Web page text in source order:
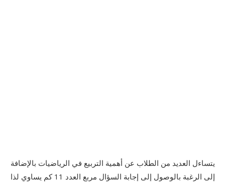
يتساءل العديد من الطلاب عن أهمية التربيع في الرياضيات بالإضافة
إلى الرغبة بالوصول إلى إجابة السؤال مربع العدد 11 كم يساوي لذا